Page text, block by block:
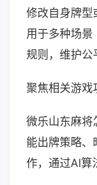
修改自身牌型
用于多种场
规则，维护公
聚焦相关游戏
微乐山东麻将
能出牌策略
作，通过AI算